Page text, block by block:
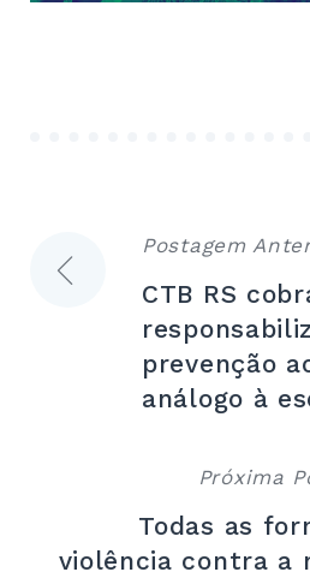
Navegação
Postagem
CTB RS
prevenção
análogo à
Próxima
Todas as
violência contra a